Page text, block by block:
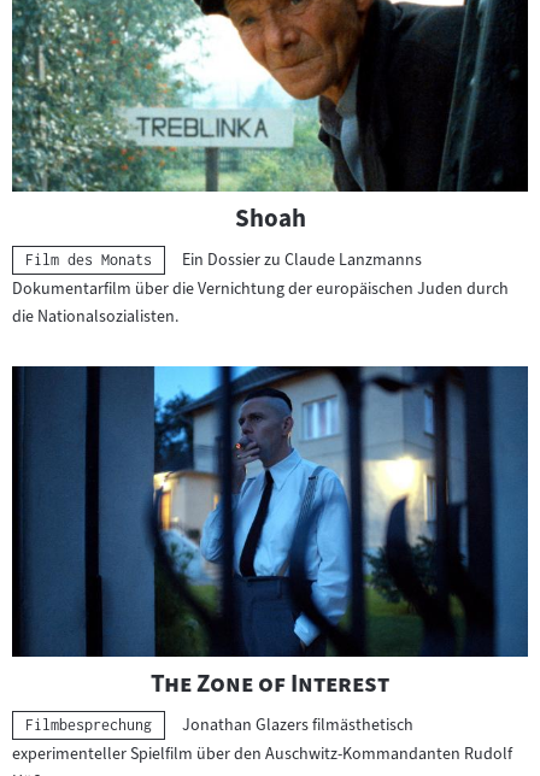
Shoah
Kategorie:
Film des Monats
Ein Dossier zu Claude Lanzmanns
Dokumentarfilm über die Vernichtung der europäischen Juden durch
die Nationalsozialisten.
"
The Zone of Interest"
Kategorie:
Filmbesprechung
Jonathan Glazers filmästhetisch
experimenteller Spielfilm über den Auschwitz-Kommandanten Rudolf